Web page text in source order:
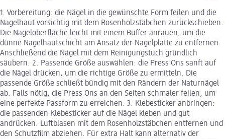
1. Vorbereitung: die Nägel in die gewünschte Form feilen und die
Nagelhaut vorsichtig mit dem Rosenholzstäbchen zurückschieben.
Die Nageloberfläche leicht mit einem Buffer anrauen, um die
dünne Nagelhautschicht am Ansatz der Nagelplatte zu entfernen.
Anschließend die Nägel mit dem Reinigungstuch gründlich
säubern. 2. Passende Größe auswählen: die Press Ons sanft auf
die Nägel drücken, um die richtige Größe zu ermitteln. Die
passende Größe schließt bündig mit den Rändern der Naturnägel
ab. Falls nötig, die Press Ons an den Seiten schmaler feilen, um
eine perfekte Passform zu erreichen. 3. Klebesticker anbringen:
die passenden Klebesticker auf die Nägel kleben und gut
andrücken. Luftblasen mit dem Rosenholzstäbchen entfernen und
den Schutzfilm abziehen. Für extra Halt kann alternativ der